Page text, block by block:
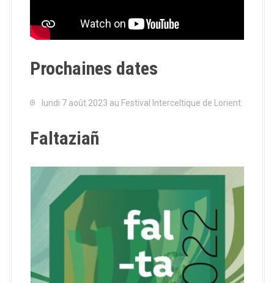
Prochaines dates
lundi 7 août 2023 au Festival Interceltique de Lorient
Faltaziañ